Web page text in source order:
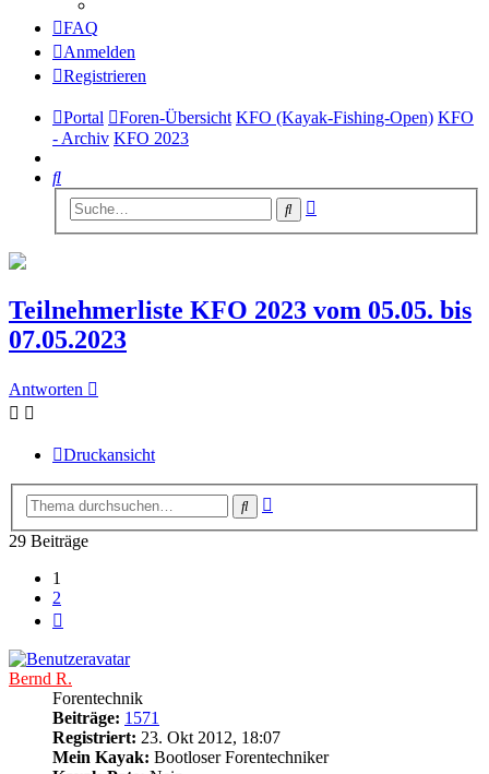
FAQ
Anmelden
Registrieren
Portal Foren-Übersicht KFO (Kayak-Fishing-Open) KFO
- Archiv KFO 2023
Suche
Suche
Teilnehmerliste KFO 2023 vom 05.05. bis
07.05.2023
Antworten
Druckansicht
Suche
29 Beiträge
1
2
Bernd R.
Forentechnik
Beiträge: 1571
Registriert: 23. Okt 2012, 18:07
Mein Kayak: Bootloser Forentechniker